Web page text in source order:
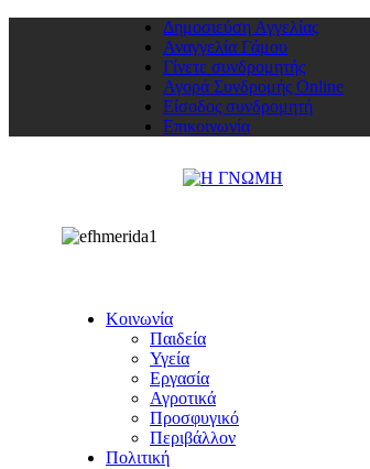
Δημοσιεύση Αγγελίας
Αναγγελία Γάμου
Γίνετε συνδρομητής
Αγορά Συνδρομής Online
Είσοδος συνδρομητή
Επικοινωνία
Κοινωνία
Παιδεία
Υγεία
Εργασία
Αγροτικά
Προσφυγικό
Περιβάλλον
Πολιτική